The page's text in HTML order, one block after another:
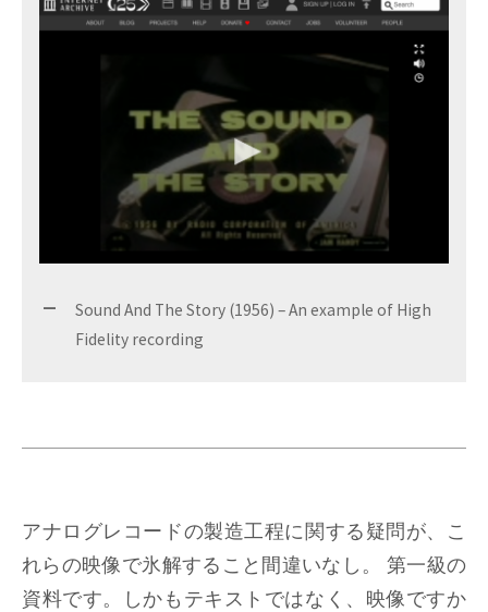
Sound And The Story (1956) – An example of High
Fidelity recording
アナログレコードの製造工程に関する疑問が、こ
れらの映像で氷解すること間違いなし。 第一級の
資料です。しかもテキストではなく、映像ですか